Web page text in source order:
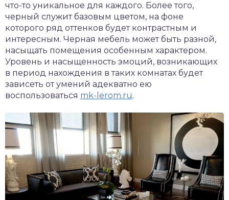
что-то уникальное для каждого. Более того,
черный служит базовым цветом, на фоне
которого ряд оттенков будет контрастным и
интересным. Черная мебель может быть разной,
насыщать помещения особенным характером.
Уровень и насыщенность эмоций, возникающих
в период нахождения в таких комнатах будет
зависеть от умений адекватно ею
воспользоваться mk-lerom.ru.